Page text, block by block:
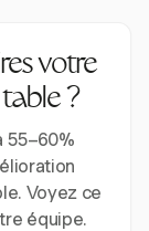
votre
?
55–60%
Voyez ce
équipe.